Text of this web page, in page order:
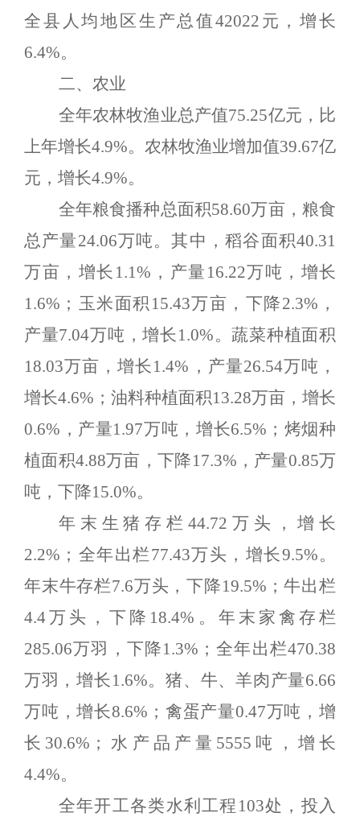
全县人均地区生产总值42022 元，增长
6.4%。
二、农业
全年农林牧渔业总产值75.25亿元，比
上年增长4.9%。农林牧渔业增加值39.67亿
元，增长4.9%。
全年粮食播种总面积58.60万亩，粮食
总产量24.06万吨。其中，稻谷面积40.31
万亩，增长1.1%，产量16.22万吨，增长
1.6%；玉米面积15.43万亩，下降2.3%，
产量7.04万吨，增长1.0%。蔬菜种植面积
18.03万亩，增长1.4%，产量26.54万吨，
增长4.6%；油料种植面积13.28万亩，增长
0.6%，产量1.97万吨，增长6.5%；烤烟种
植面积4.88万亩，下降17.3%，产量0.85万
吨，下降15.0%。
年末生猪存栏44.72万头，增长
2.2%；全年出栏77.43万头，增长9.5%。
年末牛存栏7.6万头，下降19.5%；牛出栏
4.4万头，下降18.4%。年末家禽存栏
285.06万羽，下降1.3%；全年出栏470.38
万羽，增长1.6%。猪、牛、羊肉产量6.66
万吨，增长8.6%；禽蛋产量0.47万吨，增
长30.6%；水产品产量5555吨，增长
4.4%。
全年开工各类水利工程 103处，投入